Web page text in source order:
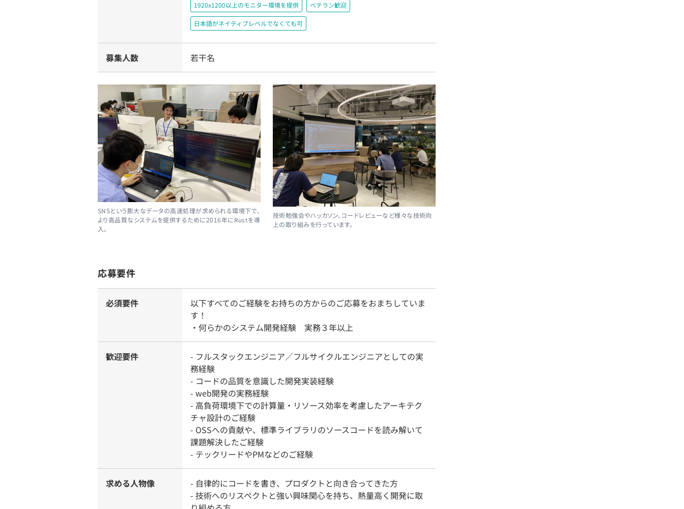
1920x1200以上のモニター環境を提供 ベテラン歓迎
日本語がネイティブレベルでなくても可
募集人数 若干名
SNSという膨大なデータの高速処理が求められる環境下で、
より高品質なシステムを提供するために2016年にRustを導
入。
技術勉強会やハッカソン、コードレビューなど様々な技術向
上の取り組みを行っています。
応募要件
必須要件
以下すべてのご経験をお持ちの方からのご応募をおまちしていま
す！
・何らかのシステム開発経験 実務３年以上
歓迎要件
- フルスタックエンジニア／フルサイクルエンジニアとしての実
務経験
- コードの品質を意識した開発実装経験
- web開発の実務経験
- 高負荷環境下での計算量・リソース効率を考慮したアーキテク
チャ設計のご経験
- OSSへの貢献や、標準ライブラリのソースコードを読み解いて
課題解決したご経験
- テックリードやPMなどのご経験
求める人物像
- 自律的にコードを書き、プロダクトと向き合ってきた方
- 技術へのリスペクトと強い興味関心を持ち、熱量高く開発に取